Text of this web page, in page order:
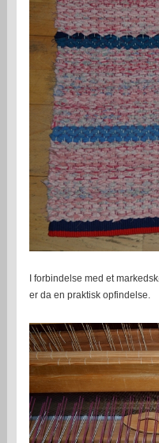
I forbindelse med et
er da en praktisk opfindelse.